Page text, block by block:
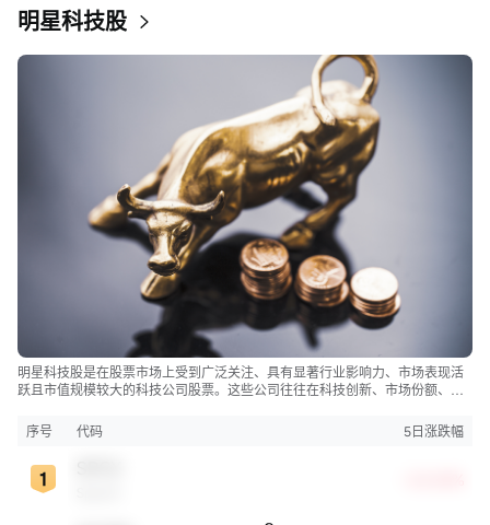
明星科技股
明星科技股是在股票市场上受到广泛关注、具有显著行业影响力、市场表现活
跃且市值规模较大的科技公司股票。这些公司往往在科技创新、市场份额、品
市，特别是科技行业板块乃至全球经济具有显著影响。
序号 代码 5日涨跌幅